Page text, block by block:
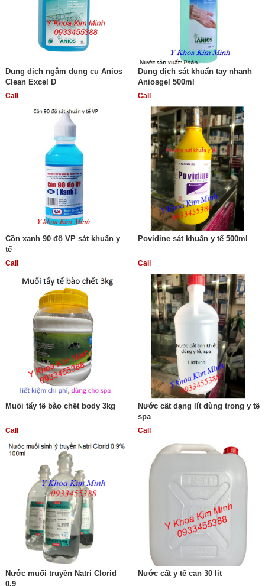
Dung dịch ngâm dụng cụ Anios
Clean Excel D
Call
Dung dịch sát khuẩn tay nhanh
Aniosgel 500ml
Call
Cồn xanh 90 độ VP sát khuẩn y
tế
Call
Povidine sát khuẩn y tế 500ml
Call
Muối tẩy tế bào chết body 3kg
Call
Nước cất dạng lít dùng trong y tế
spa
Call
Nước muối truyền Natri Clorid
0.9
Nước cất y tế can 30 lit